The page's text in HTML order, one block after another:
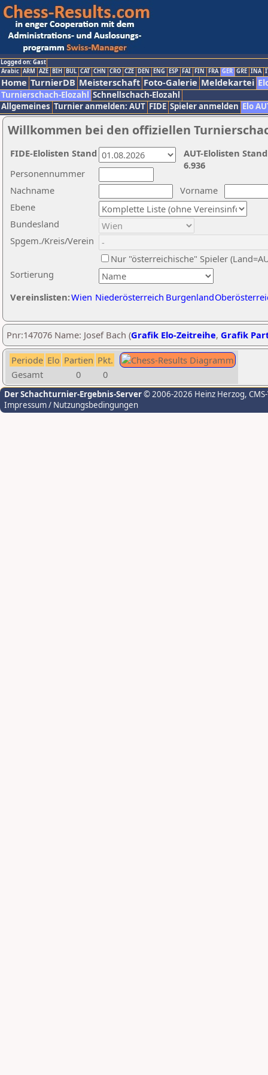
Logged on: Gast
Arabic ARM AZE BIH BUL CAT CHN CRO CZE DEN ENG ESP FAI FIN FRA GER GRE INA
Home TurnierDB Meisterschaft Foto-Galerie Meldekartei
Turnierschach-Elozahl Schnellschach-Elozahl
Allgemeines Turnier anmelden: AUT FIDE Spieler anmelden Elo
Willkommen bei den offiziellen
Nachname
Vorname
Ebene
Sortierung
Personennummer
Bundesland
Spgem./Kreis/Verein
Nur "österreichische" Spieler
Vereinslisten:Wien Niederösterreich Burgenland
AUT-Elolisten
6.936
FIDE-Elolisten Stand
Pnr:147076 Name: Josef Bach (Grafik Elo-Zeitreihe, Grafik
Periode Elo Partien Pkt.
Gesamt
0 0
Der Schachturnier-Ergebnis-Server© 2006-2026 Heinz Herzog,
Impressum / Nutzungsbedingungen